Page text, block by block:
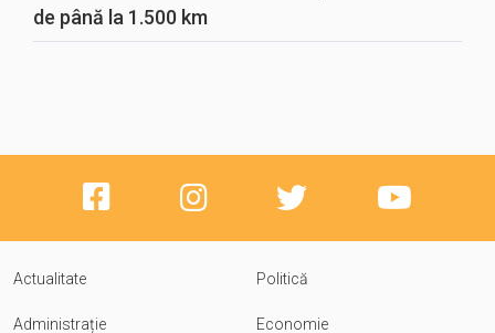
de până la 1.500 km
Actualitate Politică
Administrație Economie